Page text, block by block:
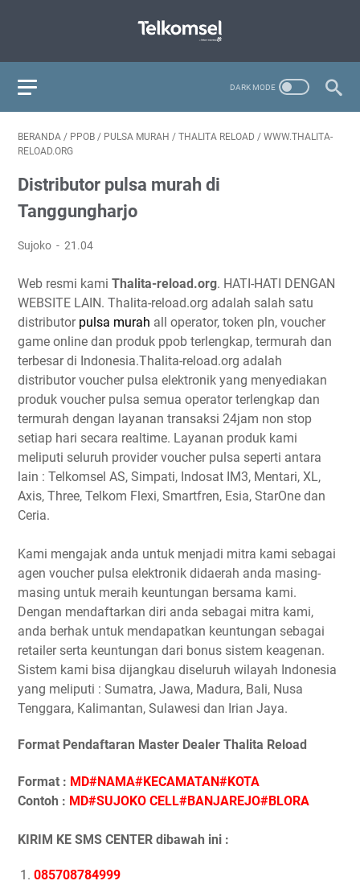
BERANDA / PPOB / PULSA MURAH / THALITA RELOAD / WWW.THALITA-
RELOAD.ORG
Distributor pulsa murah di
Tanggungharjo
Sujoko 21.04
Web resmi kami Thalita-reload.org. HATI-HATI DENGAN
WEBSITE LAIN. Thalita-reload.org adalah salah satu
distributor pulsa murah all operator, token pln, voucher
game online dan produk ppob terlengkap, termurah dan
terbesar di Indonesia.Thalita-reload.org adalah
distributor voucher pulsa elektronik yang menyediakan
produk voucher pulsa semua operator terlengkap dan
termurah dengan layanan transaksi 24jam non stop
setiap hari secara realtime. Layanan produk kami
meliputi seluruh provider voucher pulsa seperti antara
lain : Telkomsel AS, Simpati, Indosat IM3, Mentari, XL,
Axis, Three, Telkom Flexi, Smartfren, Esia, StarOne dan
Ceria.
Kami mengajak anda untuk menjadi mitra kami sebagai
agen voucher pulsa elektronik didaerah anda masing-
masing untuk meraih keuntungan bersama kami.
Dengan mendaftarkan diri anda sebagai mitra kami,
anda berhak untuk mendapatkan keuntungan sebagai
retailer serta keuntungan dari bonus sistem keagenan.
Sistem kami bisa dijangkau diseluruh wilayah Indonesia
yang meliputi : Sumatra, Jawa, Madura, Bali, Nusa
Tenggara, Kalimantan, Sulawesi dan Irian Jaya.
Format Pendaftaran Master Dealer Thalita Reload
Format : MD#NAMA#KECAMATAN#KOTA
Contoh : MD#SUJOKO CELL#BANJAREJO#BLORA
KIRIM KE SMS CENTER dibawah ini :
085708784999